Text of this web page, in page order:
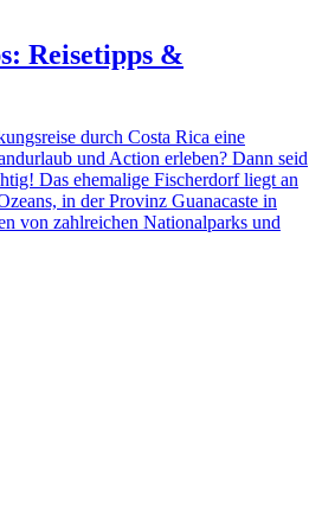
Reisetipps &
durch Costa Rica eine
und Action erleben? Dann seid
Das ehemalige Fischerdorf liegt an
in der Provinz Guanacaste in
von zahlreichen Nationalparks und